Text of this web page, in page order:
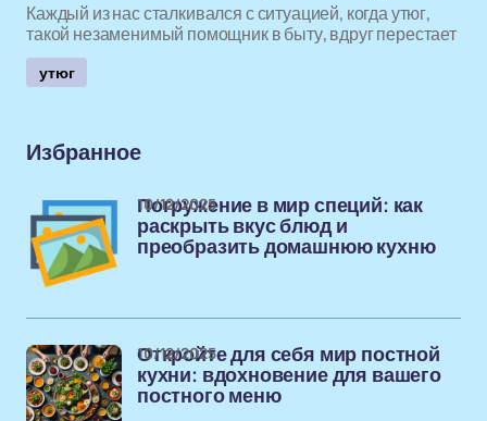
Каждый из нас сталкивался с ситуацией, когда утюг,
такой незаменимый помощник в быту, вдруг перестает
утюг
Избранное
Погружение в мир специй: как
раскрыть вкус блюд и
преобразить домашнюю кухню
10/12/2025
Откройте для себя мир постной
кухни: вдохновение для вашего
постного меню
10/12/2025